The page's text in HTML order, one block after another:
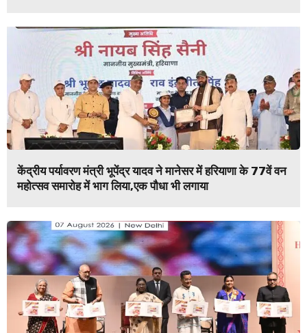
केंद्रीय पर्यावरण मंत्री भूपेंद्र यादव ने मानेसर में हरियाणा के 77वें वन
महोत्सव समारोह में भाग लिया,एक पौधा भी लगाया